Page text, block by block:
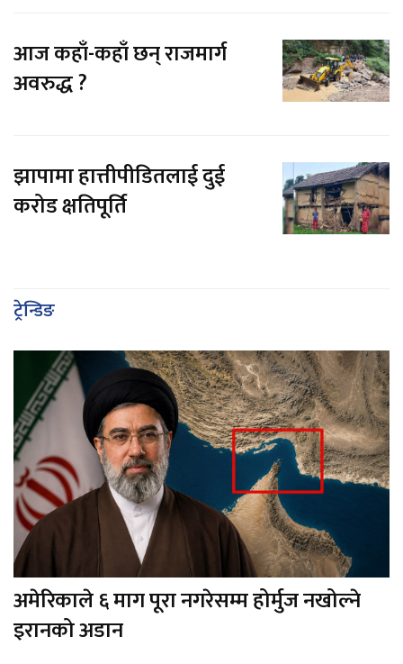
आज कहाँ-कहाँ छन् राजमार्ग
अवरुद्ध ?
झापामा हात्तीपीडितलाई दुई
करोड क्षतिपूर्ति
ट्रेन्डिङ
अमेरिकाले ६ माग पूरा नगरेसम्म होर्मुज नखोल्ने
इरानको अडान